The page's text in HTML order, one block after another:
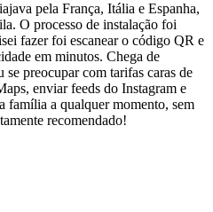
pela França, Itália e Espanha,
O processo de instalação foi
fazer foi escanear o código QR e
em minutos. Chega de
preocupar com tarifas caras de
enviar feeds do Instagram e
família a qualquer momento, sem
recomendado!